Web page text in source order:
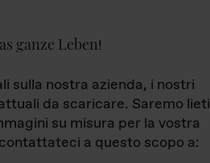
ganze Leben!
sulla nostra azienda, i nostri
da scaricare. Saremo lieti
su misura per la vostra
a questo scopo a: